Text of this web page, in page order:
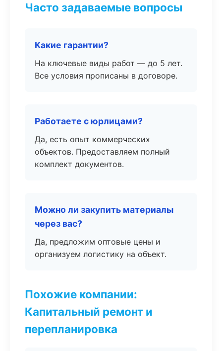
Часто задаваемые вопросы
Какие гарантии?
На ключевые виды работ — до 5 лет.
Все условия прописаны в договоре.
Работаете с юрлицами?
Да, есть опыт коммерческих
объектов. Предоставляем полный
комплект документов.
Можно ли закупить материалы
через вас?
Да, предложим оптовые цены и
организуем логистику на объект.
Похожие компании:
Капитальный ремонт и
перепланировка